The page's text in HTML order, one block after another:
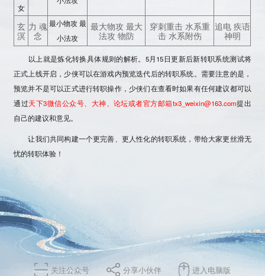
女
玄
溟
力 魂
念
最小物攻 最
小法攻
最大物攻 最大
法攻 物防
穿刺重击 水系重
击 水系附伤
追电 疾语
神明
以上就是炼化转换具体规则的解析。5月15日更新后新转职系统测试将
正式上线开启，少侠可以在游戏内预览迭代后的转职系统。需要注意的是，
预览并不是可以正式进行转职操作，少侠们在查看时如果有任何建议都可以
通过天下3微信公众号、大神、论坛或者官方邮箱tx3_weixin@163.com提出
自己的建议和意见。
让我们共同构建一个更完善、更人性化的转职系统，带给大家更丝滑无
忧的转职体验！
关注公众号 分享小伙伴 进入电脑版